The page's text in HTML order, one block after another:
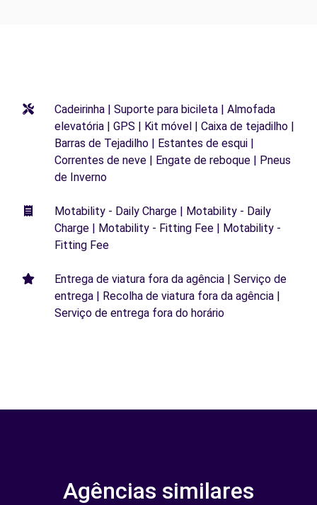
Cadeirinha | Suporte para bicileta | Almofada
elevatória | GPS | Kit móvel | Caixa de tejadilho |
Barras de Tejadilho | Estantes de esqui |
Correntes de neve | Engate de reboque | Pneus
de Inverno
Motability - Daily Charge | Motability - Daily
Charge | Motability - Fitting Fee | Motability -
Fitting Fee
Entrega de viatura fora da agência | Serviço de
entrega | Recolha de viatura fora da agência |
Serviço de entrega fora do horário
Agências similares